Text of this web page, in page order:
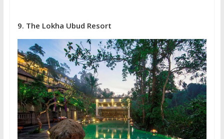
9. The Lokha Ubud Resort